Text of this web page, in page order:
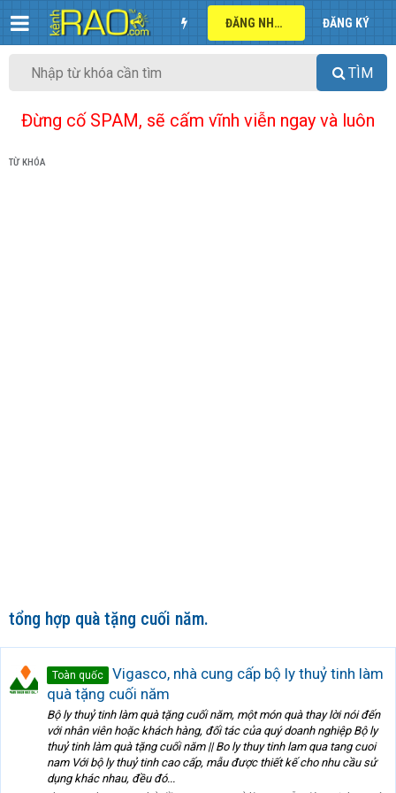
ĐĂNG NHẬP ĐĂNG KÝ
TÌM
Đừng cố SPAM, sẽ cấm vĩnh viễn ngay và luôn
TỪ KHÓA
tổng hợp quà tặng cuối năm.
Toàn quốc
Vigasco, nhà cung cấp bộ ly thuỷ tinh làm
quà tặng cuối năm
Bộ ly thuỷ tinh làm quà tặng cuối năm, một món quà thay lời nói đến
với nhân viên hoặc khách hàng, đối tác của quý doanh nghiệp Bộ ly
thuỷ tinh làm quà tặng cuối năm || Bo ly thuy tinh lam qua tang cuoi
nam Với bộ ly thuỷ tinh cao cấp, mẫu được thiết kế cho nhu cầu sử
dụng khác nhau, đều đó...